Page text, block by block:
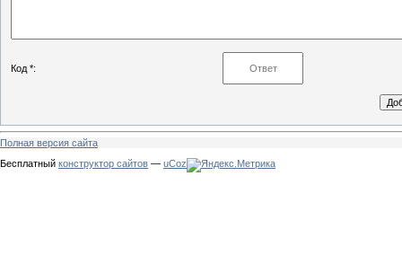
Код *:
Полная версия сайта
Бесплатный конструктор сайтов — uCoz